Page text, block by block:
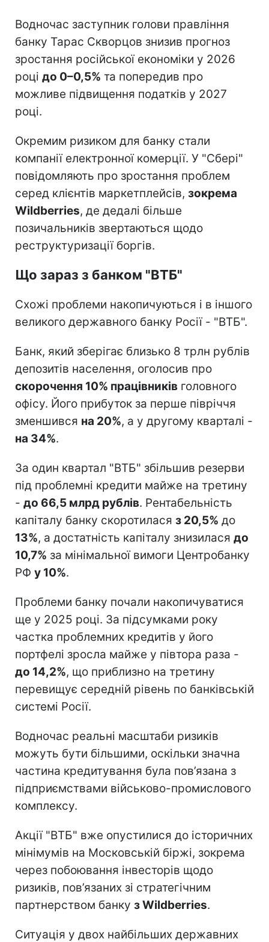
Водночас заступник голови правління
банку Тарас Скворцов знизив прогноз
зростання російської економіки у 2026
році до 0–0,5% та попередив про
можливе підвищення податків у 2027
році.
Окремим ризиком для банку стали
компанії електронної комерції. У "Сбері"
повідомляють про зростання проблем
серед клієнтів маркетплейсів, зокрема
Wildberries, де дедалі більше
позичальників звертаються щодо
реструктуризації боргів.
Що зараз з банком "ВТБ"
Схожі проблеми накопичуються і в іншого
великого державного банку Росії - "ВТБ".
Банк, який зберігає близько 8 трлн рублів
депозитів населення, оголосив про
скорочення 10% працівників головного
офісу. Його прибуток за перше півріччя
зменшився на 20%, а у другому кварталі -
на 34%.
За один квартал "ВТБ" збільшив резерви
під проблемні кредити майже на третину
- до 66,5 млрд рублів. Рентабельність
капіталу банку скоротилася з 20,5% до
13%, а достатність капіталу знизилася до
10,7% за мінімальної вимоги Центробанку
РФ у 10%.
Проблеми банку почали накопичуватися
ще у 2025 році. За підсумками року
частка проблемних кредитів у його
портфелі зросла майже у півтора раза -
до 14,2%, що приблизно на третину
перевищує середній рівень по банківській
системі Росії.
Водночас реальні масштаби ризиків
можуть бути більшими, оскільки значна
частина кредитування була пов’язана з
підприємствами військово-промислового
комплексу.
Акції "ВТБ" вже опустилися до історичних
мінімумів на Московській біржі, зокрема
через побоювання інвесторів щодо
ризиків, пов’язаних зі стратегічним
партнерством банку з Wildberries.
Ситуація у двох найбільших державних